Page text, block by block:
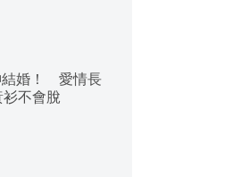
結婚！ 愛情長
不會脫